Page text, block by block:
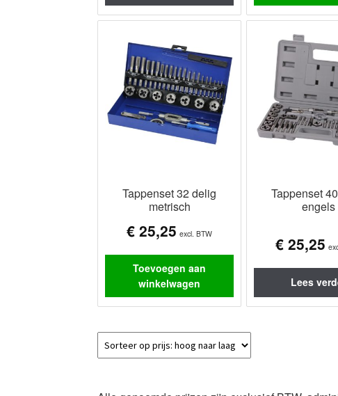
Tappenset 32 delig
metrisch
€ 25,25 excl. BTW
Toevoegen aan
winkelwagen
Tappenset
engels
€ 25,25
Lees